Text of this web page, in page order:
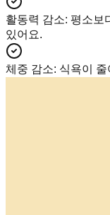
활동력 감소: 평소보
있어요.
체중 감소: 식욕이